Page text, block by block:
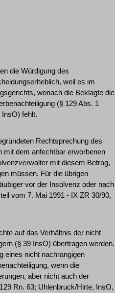
die Würdigung des
weil es im
wonach die Beklagte die
(§ 129 Abs. 1
fehlt.
Rechtsprechung des
mit dem anfechtbar erworbenen
mit diesem Betrag,
müssen. Für die übrigen
vor der Insolvenz oder nach
vom 7. Mai 1991 - IX ZR 30/90,
auf das Verhältnis der nicht
(§ 39 InsO) übertragen werden.
eines nicht nachrangigen
wenn die
aber nicht auch der
Rn. 63; Uhlenbruck/Hirte, InsO,